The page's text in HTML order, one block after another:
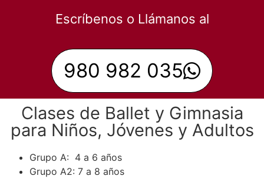
Escríbenos o Llámanos al
980 982 035
Clases de Ballet y Gimnasia
para Niños, Jóvenes y Adultos
Grupo A: 4 a 6 años
Grupo A2: 7 a 8 años